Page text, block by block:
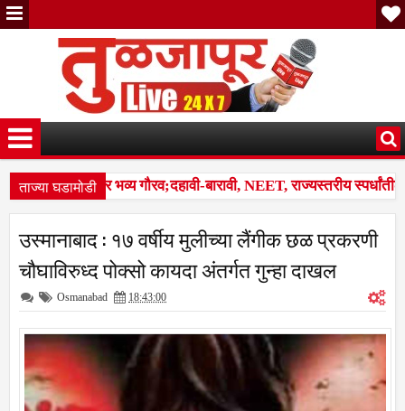
ताज्या घडामोडी
गुणवंतांचा होणार भव्य गौरव;दहावी-बारावी, NEET, राज्यस्तरीय
शेळ्यांवर तुटून पडला; सहा शेळ्या ठार, दोन गंभीर जखमीशहापूर
देतो' म्हणत १७ लाखांचा गंडा; तुळजापूर तालुक्यातील दाम्पत्याची आर्थिक
उस्मानाबाद : १७ वर्षीय मुलीच्या लैंगीक छळ प्रकरणी
चौघाविरुध्द पोक्सो कायदा अंतर्गत गुन्हा दाखल
Osmanabad 18:43:00